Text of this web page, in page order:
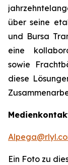
über seine
und Bursa
eine
sowie
diese
Ein Foto zu